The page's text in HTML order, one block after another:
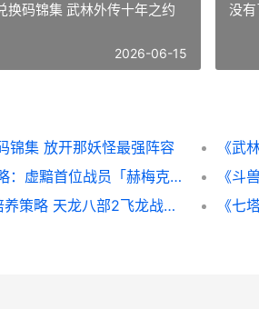
换码锦集 武林外传十年之约
2026-06-15
没有
锦集 放开那妖怪最强阵容
《锚点降临》人物策略：虚黯首位战员「赫梅克」评价&策略 《锚点降临》人工客服
《天龙八部2》毕方培养策略 天龙八部2飞龙战天贪玩